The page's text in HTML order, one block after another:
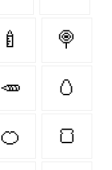
🍼 🍭
🥕 🥚
🍊 🍞